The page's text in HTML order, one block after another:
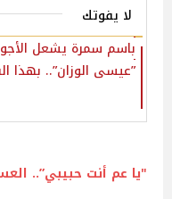
لا يفوتك
باسم سمرة يشعل
”عيسى الوزان”.. بهذا
"يا عم أنت حبيبي”..